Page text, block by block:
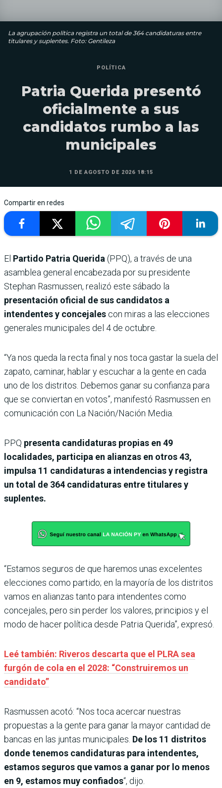
La agrupación política registra un total de 364 candidaturas entre
titulares y suplentes. Foto: Gentileza
POLÍTICA
Patria Querida presentó
oficialmente a sus
candidatos rumbo a las
municipales
1 DE AGOSTO DE 2026 18:15
Compartir en redes
El Partido Patria Querida (PPQ), a través de una
asamblea general encabezada por su presidente
Stephan Rasmussen, realizó este sábado la
presentación oficial de sus candidatos a
intendentes y concejales con miras a las elecciones
generales municipales del 4 de octubre.
“Ya nos queda la recta final y nos toca gastar la suela del
zapato, caminar, hablar y escuchar a la gente en cada
uno de los distritos. Debemos ganar su confianza para
que se conviertan en votos”, manifestó Rasmussen en
comunicación con La Nación/Nación Media.
PPQ presenta candidaturas propias en 49
localidades, participa en alianzas en otros 43,
impulsa 11 candidaturas a intendencias y registra
un total de 364 candidaturas entre titulares y
suplentes.
“Estamos seguros de que haremos unas excelentes
elecciones como partido; en la mayoría de los distritos
vamos en alianzas tanto para intendentes como
concejales, pero sin perder los valores, principios y el
modo de hacer política desde Patria Querida”, expresó.
Leé también: Riveros descarta que el PLRA sea
furgón de cola en el 2028: “Construiremos un
candidato”
Rasmussen acotó: “Nos toca acercar nuestras
propuestas a la gente para ganar la mayor cantidad de
bancas en las juntas municipales. De los 11 distritos
donde tenemos candidaturas para intendentes,
estamos seguros que vamos a ganar por lo menos
en 9, estamos muy confiados“, dijo.